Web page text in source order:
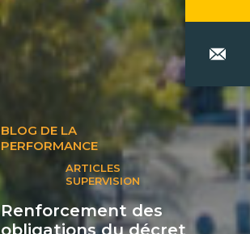
BLOG DE LA
PERFORMANCE
ARTICLES
SUPERVISION
Renforcement des
obligations du décret